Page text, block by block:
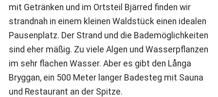
mit Getränken und im Ortsteil Bjärred finden wir
strandnah in einem kleinen Waldstück einen idealen
Pausenplatz. Der Strand und die Bademöglichkeiten
sind eher mäßig. Zu viele Algen und Wasserpflanzen
im sehr flachen Wasser. Aber es gibt den Långa
Bryggan, ein 500 Meter langer Badesteg mit Sauna
und Restaurant an der Spitze.